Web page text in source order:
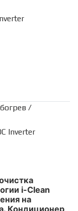
/
Inverter
i-Clean
на
Кондиционер